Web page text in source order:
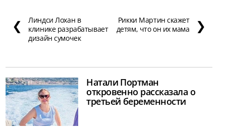
❮
Линдси Лохан в
клинике разрабатывает
дизайн сумочек
Рикки Мартин скажет
детям, что он их мама
❯
Натали Портман
откровенно рассказала о
третьей беременности